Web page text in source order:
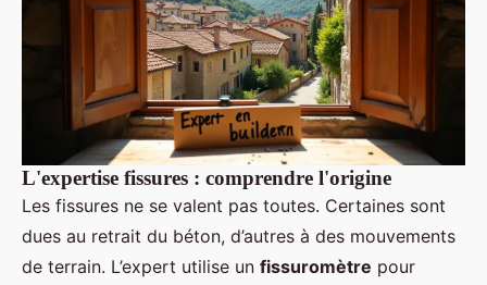
L'expertise fissures : comprendre l'origine
Les fissures ne se valent pas toutes. Certaines sont
dues au retrait du béton, d’autres à des mouvements
de terrain. L’expert utilise un fissuromètre pour